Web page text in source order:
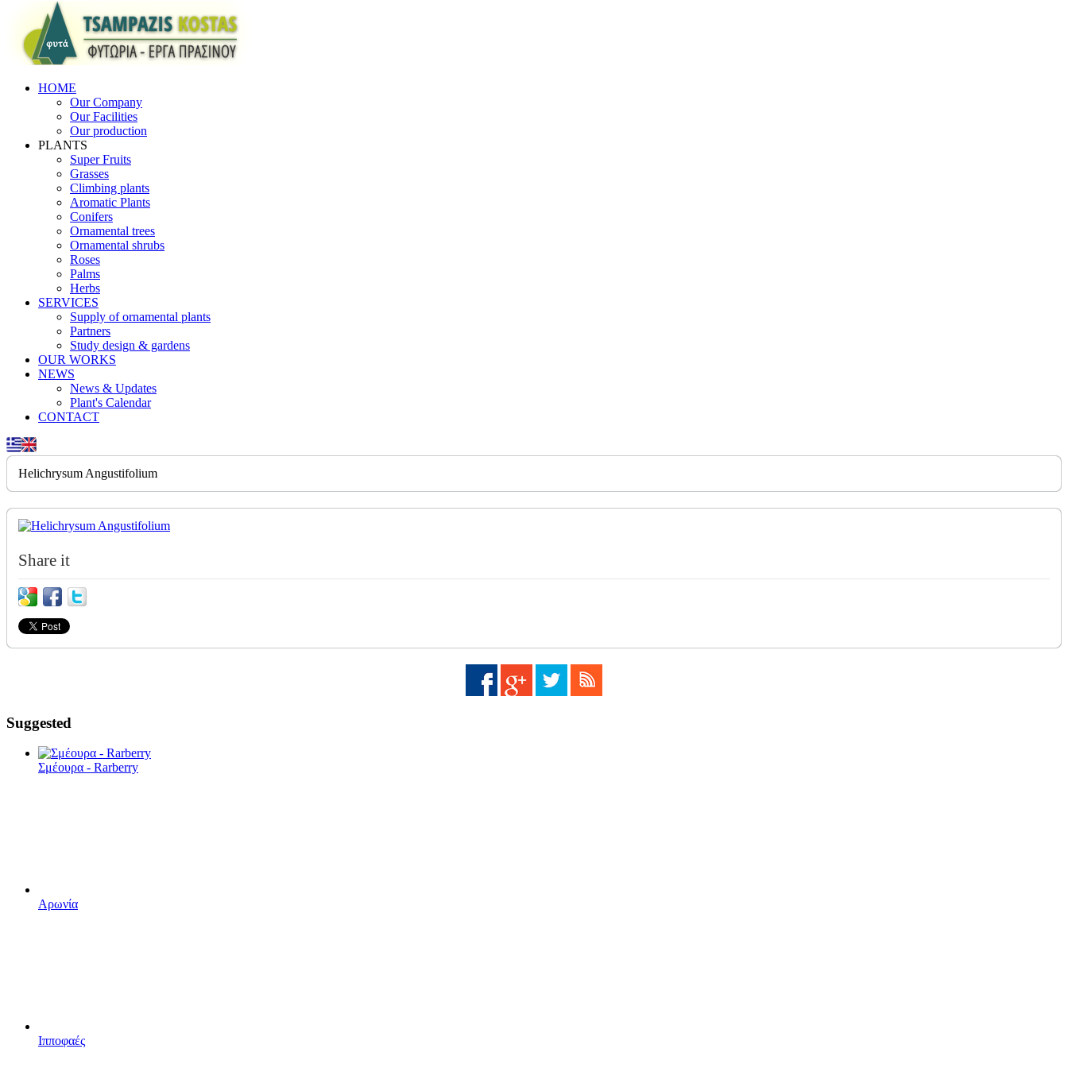
HOME
Our Company
Our Facilities
Our production
PLANTS
Super Fruits
Grasses
Climbing plants
Aromatic Plants
Conifers
Ornamental trees
Ornamental shrubs
Roses
Palms
Herbs
SERVICES
Supply of ornamental plants
Partners
Study design & gardens
OUR WORKS
NEWS
News & Updates
Plant's Calendar
CONTACT
Helichrysum Angustifolium
Share it
Suggested
Σμέουρα - Rarberry
Αρωνία
Ιπποφαές